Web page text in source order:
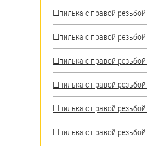
Шпилька с правой
Шпилька с правой
Шпилька с правой
Шпилька с правой
Шпилька с правой
Шпилька с правой